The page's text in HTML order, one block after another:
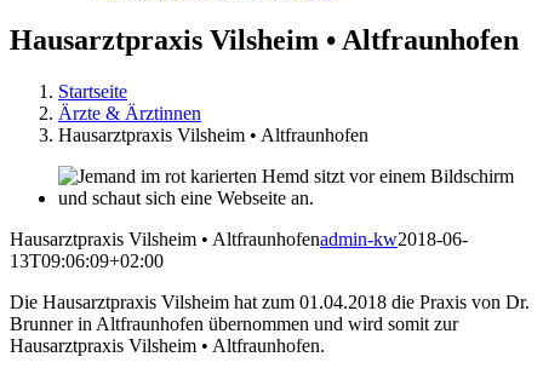
Hausarztpraxis Vilsheim • Altfraunhofen
Startseite
Ärzte & Ärztinnen
Hausarztpraxis Vilsheim • Altfraunhofen
Hausarztpraxis Vilsheim • Altfraunhofenadmin-kw2018-06-
13T09:06:09+02:00
Die Hausarztpraxis Vilsheim hat zum 01.04.2018 die Praxis von Dr.
Brunner in Altfraunhofen übernommen und wird somit zur
Hausarztpraxis Vilsheim • Altfraunhofen.